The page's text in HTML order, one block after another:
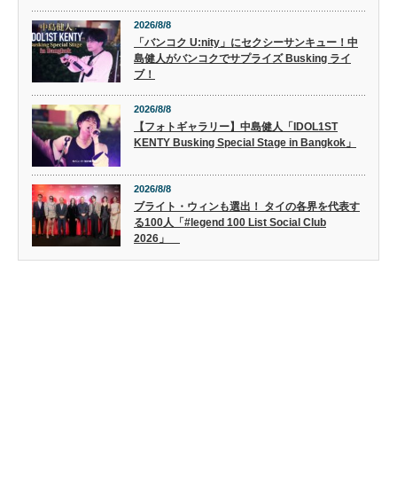
2026/8/8
「バンコク U:nity」にセクシーサンキュー！中
島健人がバンコクでサプライズ Busking ライ
ブ！
2026/8/8
【フォトギャラリー】中島健人「IDOL1ST
KENTY Busking Special Stage in Bangkok」
2026/8/8
ブライト・ウィンも選出！ タイの各界を代表す
る100人「#legend 100 List Social Club
2026」